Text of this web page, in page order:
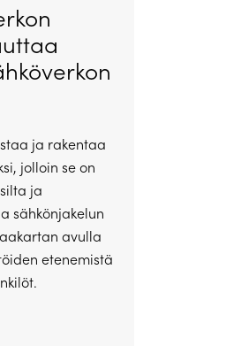
ja rakentaa
jolloin se on
ja
sähkönjakelun
avulla
etenemistä